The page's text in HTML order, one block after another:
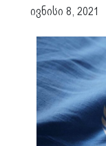
ივნისი 8, 2021